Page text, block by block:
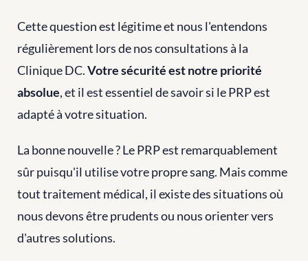
Cette question est légitime et nous l'entendons
régulièrement lors de nos consultations à la
Clinique DC. Votre sécurité est notre priorité
absolue, et il est essentiel de savoir si le PRP est
adapté à votre situation.
La bonne nouvelle ? Le PRP est remarquablement
sûr puisqu'il utilise votre propre sang. Mais comme
tout traitement médical, il existe des situations où
nous devons être prudents ou nous orienter vers
d'autres solutions.